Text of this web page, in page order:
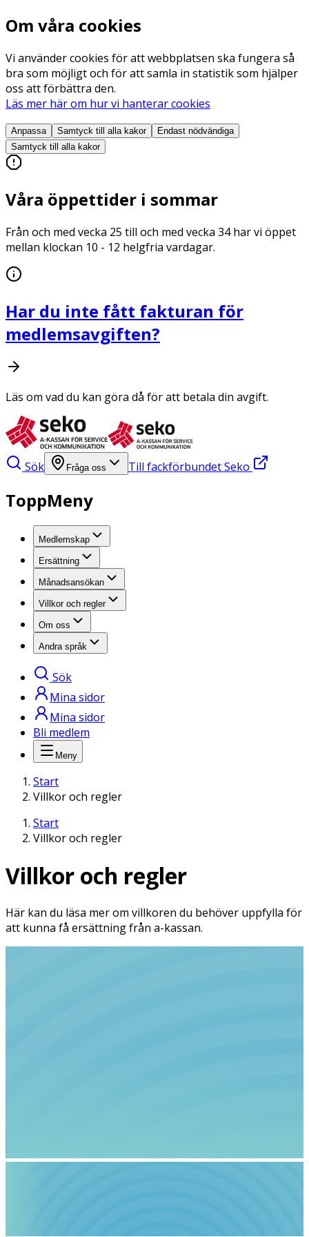
Om våra cookies
Vi använder cookies för att webbplatsen ska fungera så
bra som möjligt och för att samla in statistik som hjälper
oss att förbättra den.
Läs mer här om hur vi hanterar cookies
Anpassa Samtyck till alla kakor
Endast nödvändiga
Samtyck till alla kakor
Våra öppettider i sommar
Från och med vecka 25 till och med vecka 34 har vi öppet
mellan klockan 10 - 12 helgfria vardagar.
Har du inte fått fakturan för
medlemsavgiften?
Läs om vad du kan göra då för att betala din avgift.
Sök Fråga oss Till fackförbundet Seko
ToppMeny
Medlemskap
Ersättning
Månadsansökan
Villkor och regler
Om oss
Andra språk
Sök
Mina sidor
Mina sidor
Bli medlem
Meny
Start
Villkor och regler
Start
Villkor och regler
Villkor och regler
Här kan du läsa mer om villkoren du behöver uppfylla för
att kunna få ersättning från a-kassan.